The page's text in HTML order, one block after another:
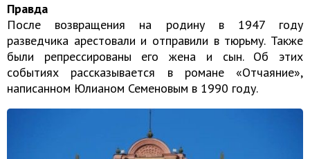
Правда
После возвращения на родину в 1947 году
разведчика арестовали и отправили в тюрьму. Также
были репрессированы его жена и сын. Об этих
событиях рассказывается в романе «Отчаяние»,
написанном Юлианом Семеновым в 1990 году.